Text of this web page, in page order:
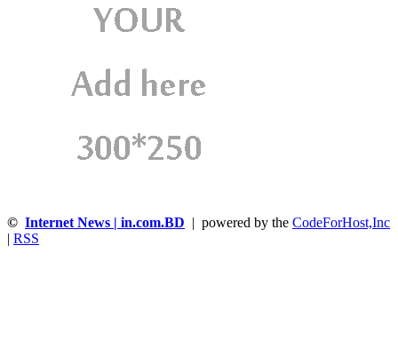
© Internet News | in.com.BD | powered by the CodeForHost,Inc
| RSS